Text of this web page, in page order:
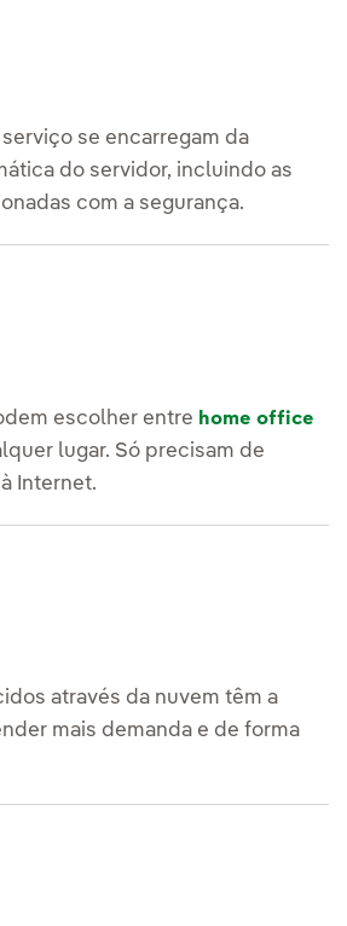
se encarregam da
do servidor, incluindo as
com a segurança.
escolher entre home office
lugar. Só precisam de
Internet.
através da nuvem têm a
mais demanda e de forma